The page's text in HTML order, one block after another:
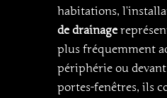
habitations,
de drainage
plus fréquemment
périphérie ou
portes-fenêtres, ils